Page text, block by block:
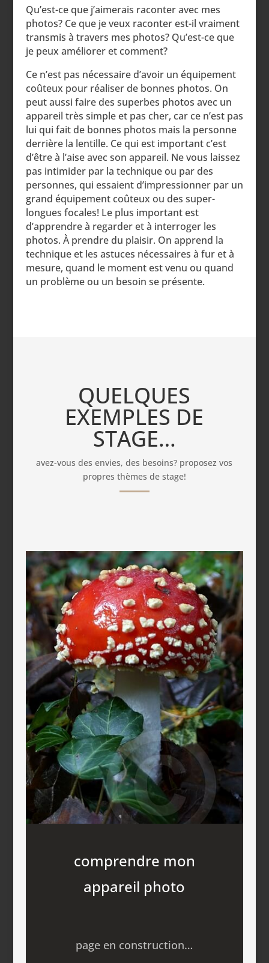
Qu’est-ce que j’aimerais raconter avec mes
photos? Ce que je veux raconter est-il vraiment
transmis à travers mes photos? Qu’est-ce que
je peux améliorer et comment?
Ce n’est pas nécessaire d’avoir un équipement
coûteux pour réaliser de bonnes photos. On
peut aussi faire des superbes photos avec un
appareil très simple et pas cher, car ce n’est pas
lui qui fait de bonnes photos mais la personne
derrière la lentille. Ce qui est important c’est
d’être à l’aise avec son appareil. Ne vous laissez
pas intimider par la technique ou par des
personnes, qui essaient d’impressionner par un
grand équipement coûteux ou des super-
longues focales! Le plus important est
d’apprendre à regarder et à interroger les
photos. À prendre du plaisir. On apprend la
technique et les astuces nécessaires à fur et à
mesure, quand le moment est venu ou quand
un problème ou un besoin se présente.
QUELQUES
EXEMPLES DE
STAGE…
avez-vous des envies, des besoins? proposez vos
propres thèmes de stage!
comprendre mon
appareil photo
page en construction…